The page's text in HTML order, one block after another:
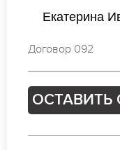
Виктория
Договор 721
ОСТАВИТЬ